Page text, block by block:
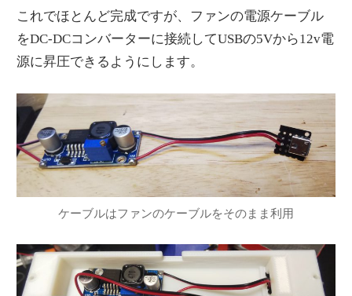
これでほとんど完成ですが、ファンの電源ケーブル
をDC-DCコンバーターに接続してUSBの5Vから12v電
源に昇圧できるようにします。
ケーブルはファンのケーブルをそのまま利用